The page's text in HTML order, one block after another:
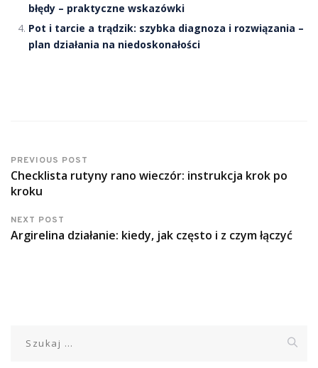
błędy – praktyczne wskazówki
Pot i tarcie a trądzik: szybka diagnoza i rozwiązania –
plan działania na niedoskonałości
PREVIOUS POST
Checklista rutyny rano wieczór: instrukcja krok po
kroku
NEXT POST
Argirelina działanie: kiedy, jak często i z czym łączyć